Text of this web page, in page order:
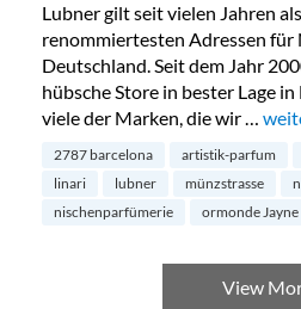
Lubner gilt seit vielen Jahren
renommiertesten Adressen für
Deutschland. Seit dem Jahr
hübsche Store in bester Lage
viele der Marken, die wir …
2787 barcelona artistik-parfum
linari
lubner münzstrasse
nischenparfümerie
ormonde Jayne
View